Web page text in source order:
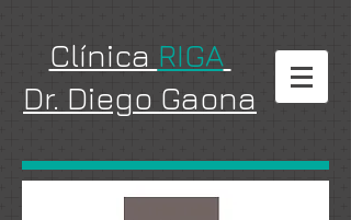
Clínica RIGA
Dr. Diego Gaona